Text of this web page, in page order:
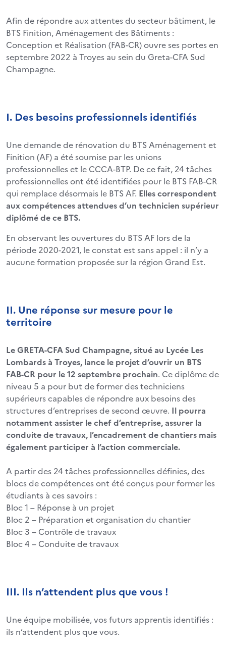
Afin de répondre aux attentes du secteur bâtiment, le
BTS Finition, Aménagement des Bâtiments :
Conception et Réalisation (FAB-CR) ouvre ses portes en
septembre 2022 à Troyes au sein du Greta-CFA Sud
Champagne.
I. Des besoins professionnels identifiés
Une demande de rénovation du BTS Aménagement et
Finition (AF) a été soumise par les unions
professionnelles et le CCCA-BTP. De ce fait, 24 tâches
professionnelles ont été identifiées pour le BTS FAB-CR
qui remplace désormais le BTS AF. Elles correspondent
aux compétences attendues d’un technicien supérieur
diplômé de ce BTS.
En observant les ouvertures du BTS AF lors de la
période 2020-2021, le constat est sans appel : il n’y a
aucune formation proposée sur la région Grand Est.
II. Une réponse sur mesure pour le
territoire
Le GRETA-CFA Sud Champagne, situé au Lycée Les
Lombards à Troyes, lance le projet d’ouvrir un BTS
FAB-CR pour le 12 septembre prochain. Ce diplôme de
niveau 5 a pour but de former des techniciens
supérieurs capables de répondre aux besoins des
structures d’entreprises de second œuvre. Il pourra
notamment assister le chef d’entreprise, assurer la
conduite de travaux, l’encadrement de chantiers mais
également participer à l’action commerciale.
A partir des 24 tâches professionnelles définies, des
blocs de compétences ont été conçus pour former les
étudiants à ces savoirs :
Bloc 1 – Réponse à un projet
Bloc 2 – Préparation et organisation du chantier
Bloc 3 – Contrôle de travaux
Bloc 4 – Conduite de travaux
III. Ils n’attendent plus que vous !
Une équipe mobilisée, vos futurs apprentis identifiés :
ils n’attendent plus que vous.